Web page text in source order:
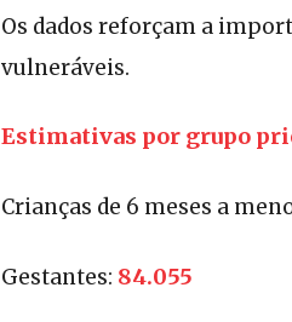
Os dados reforçam a
vulneráveis.
Estimativas por grupo
Crianças de 6 meses a
Gestantes: 84.055